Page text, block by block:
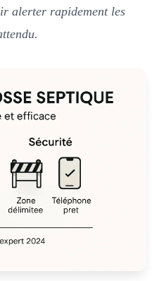
alerter rapidement les